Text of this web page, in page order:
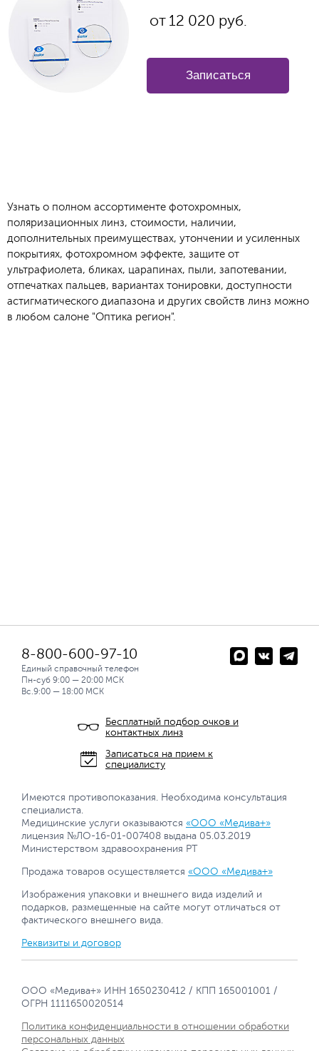
от 12 020 руб.
Записаться
Узнать о полном ассортименте фотохромных,
поляризационных линз, стоимости, наличии,
дополнительных преимуществах, утончении и усиленных
покрытиях, фотохромном эффекте, защите от
ультрафиолета, бликах, царапинах, пыли, запотевании,
отпечатках пальцев, вариантах тонировки, доступности
астигматического диапазона и других свойств линз можно
в любом салоне "Оптика регион".
8-800-600-97-10
Единый справочный телефон
Пн-суб 9:00 — 20:00 МСК
Вс.9:00 — 18:00 МСК
Бесплатный подбор очков и
контактных линз
Записаться на прием к
специалисту
Имеются противопоказания. Необходима консультация
специалиста.
Медицинские услуги оказываются «ООО «Медива+»
лицензия №ЛО-16-01-007408 выдана 05.03.2019
Министерством здравоохранения РТ
Продажа товаров осуществляется «ООО «Медива+»
Изображения упаковки и внешнего вида изделий и
подарков, размещенные на сайте могут отличаться от
фактического внешнего вида.
Реквизиты и договор
ООО «Медива+» ИНН 1650230412 / КПП 165001001 /
ОГРН 1111650020514
Политика конфиденциальности в отношении обработки
персональных данных